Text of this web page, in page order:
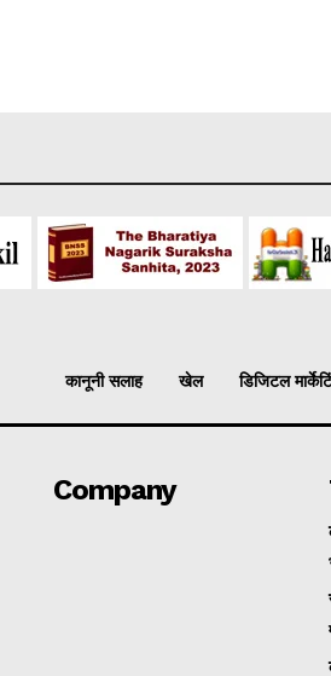
कानूनी सलाह खेल डिजिटल
Company